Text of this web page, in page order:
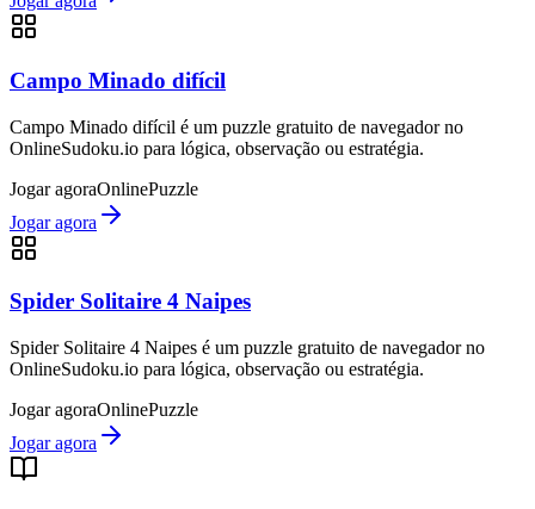
Campo Minado difícil
Campo Minado difícil é um puzzle gratuito de navegador no
OnlineSudoku.io para lógica, observação ou estratégia.
Jogar agoraOnlinePuzzle
Jogar agora
Spider Solitaire 4 Naipes
Spider Solitaire 4 Naipes é um puzzle gratuito de navegador no
OnlineSudoku.io para lógica, observação ou estratégia.
Jogar agoraOnlinePuzzle
Jogar agora